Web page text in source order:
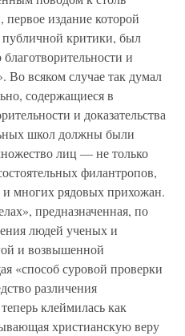
издание которой
критики, был
и
Во всяком случае так думал
содержащиеся в
и доказательства
школ должны были
лиц — не только
филантропов,
многих рядовых прихожан.
предназначенная, по
людей ученых и
и возвышенной
«способ суровой проверки
различения
клеймилась как
христианскую веру